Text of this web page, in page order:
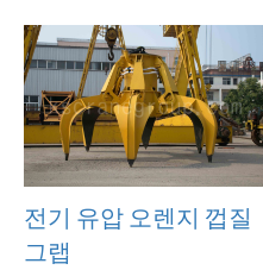
전기 유압 오렌지 껍질
그랩